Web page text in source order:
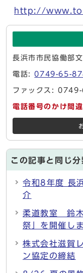
http://
長浜市市民協働部
電話:0749-65-
ファックス:
電話番号のかけ間
この記事と同じ
令和8年度 長
介
柔道教室 鈴
祭」を開催し
株式会社滋賀
ン協定の締結